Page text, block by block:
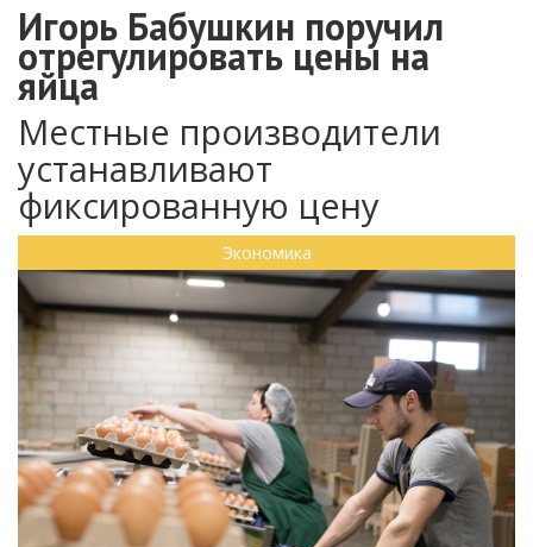
Игорь Бабушкин поручил
отрегулировать цены на
яйца
Местные производители
устанавливают
фиксированную цену
Экономика